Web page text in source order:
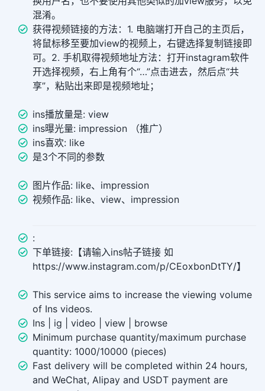
混淆。
获得视频链接的方法：1. 电脑端打开自己的主页后，
将鼠标移至要加view的视频上，右键选择复制链接即
可。2. 手机取得视频地址方法：打开instagram软件
开选择视频，右上角有个“…”点击进去，然后点“共
享”，粘贴出来即是视频地址；
ins播放量是: view
ins曝光量: impression （推广）
ins喜欢: like
是3个不同的参数
图片作品: like、impression
视频作品: like、view、impression
:
下单链接:【请输入ins帖子链接 如
https://www.instagram.com/p/CEoxbonDtTY/】
This service aims to increase the viewing volume
of Ins videos.
Ins | ig | video | view | browse
Minimum purchase quantity/maximum purchase
quantity: 1000/10000 (pieces)
Fast delivery will be completed within 24 hours,
and WeChat, Alipay and USDT payment are